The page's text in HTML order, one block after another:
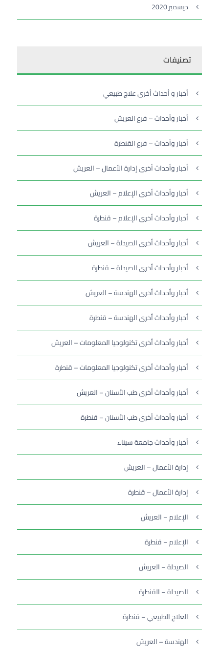
ديسمبر 2020
تصنيفات
أخبار و أحداث أخرى علاج طبيعي
أخبار وأحداث – فرع العريش
أخبار وأحداث – فرع القنطرة
أخبار وأحداث أخرى إدارة الأعمال – العريش
أخبار وأحداث أخرى الإعلام – العريش
أخبار وأحداث أخرى الإعلام – قنطرة
أخبار وأحداث أخرى الصيدلة – العريش
أخبار وأحداث أخرى الصيدلة – قنطرة
أخبار وأحداث أخرى الهندسة – العريش
أخبار وأحداث أخرى الهندسة – قنطرة
أخبار وأحداث أخرى تكنولوجيا المعلومات – العريش
أخبار وأحداث أخرى تكنولوجيا المعلومات – قنطرة
أخبار وأحداث أخرى طب الأسنان – العريش
أخبار وأحداث أخرى طب الأسنان – قنطرة
أخبار وأحداث جامعة سيناء
إدارة الأعمال – العريش
إدارة الأعمال – قنطرة
الإعلام – العريش
الإعلام – قنطرة
الصيدلة – العريش
الصيدلة – القنطرة
العلاج الطبيعي – قنطرة
الهندسة – العريش